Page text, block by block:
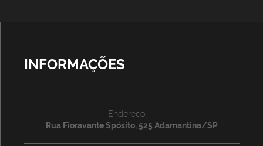
INFORMAÇÕES
Endereço:
Rua Fioravante Spósito, 525 Adamantina/SP